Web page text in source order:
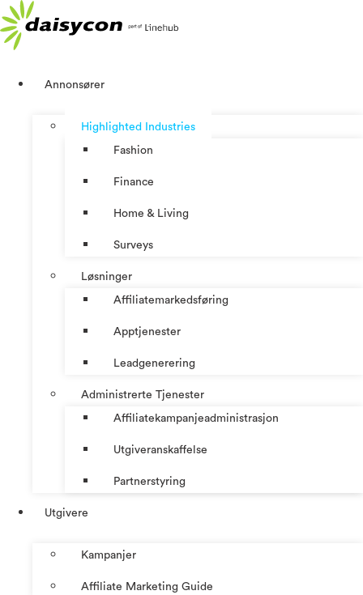
Skip
to
content
Annonsører
Highlighted Industries
Fashion
Finance
Home & Living
Surveys
Løsninger
Affiliatemarkedsføring
Apptjenester
Leadgenerering
Administrerte Tjenester
Affiliatekampanjeadministrasjon
Utgiveranskaffelse
Partnerstyring
Utgivere
Kampanjer
Affiliate Marketing Guide